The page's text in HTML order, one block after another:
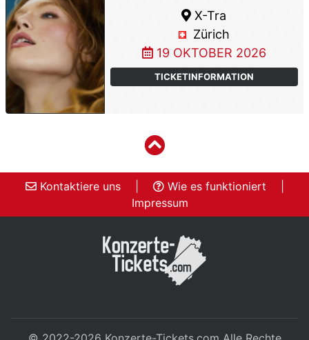
X-Tra
Zürich
19 OKTOBER 2026
TICKETINFORMATION
Kontaktiere uns Wie es funktioniert
Impressum